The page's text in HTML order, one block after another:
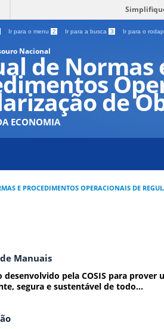
Ir para o menu 2 Ir para a busca 3 Ir para o
Nacional
de Normas
de
ECONOMIA
E PROCEDIMENTOS OPERACIONAIS DE
Manuais
desenvolvido pela COSIS para
segura e sustentável de todo...